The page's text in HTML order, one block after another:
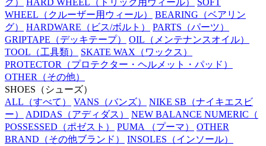
ク）
HARD WHEEL （トリック用ウィール）
SOFT
WHEEL （クルーザー用ウィール） BEARING （ベアリン
グ）
HARDWARE （ビス/ボルト） PARTS （パーツ）
GRIPTAPE （デッキテープ） OIL （メンテナンスオイル）
TOOL （工具類） SKATE WAX （ワックス）
PROTECTOR （プロテクター・ヘルメット・パッド）
OTHER （その他）
SHOES （シューズ）
ALL （すべて） VANS （バンズ） NIKE SB （ナイキエスビ
ー）
ADIDAS （アディダス） NEW BALANCE NUMERIC （
POSSESSED （ポゼスト） PUMA （プーマ）
OTHER
BRAND （その他ブランド） INSOLES （インソール）